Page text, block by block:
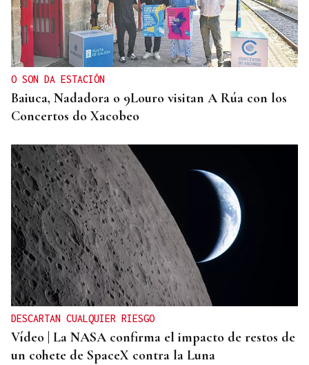
TERCERA FEDERACIÓN
Francisco Vázquez, presidente del Arenteiro: “Solo
pido tener calma”
O SON DA ESTACIÓN
Baiuca, Nadadora o 9Louro visitan A Rúa con los
Concertos do Xacobeo
DESCARTAN CUALQUIER RIESGO
Vídeo | La NASA confirma el impacto de restos de
un cohete de SpaceX contra la Luna